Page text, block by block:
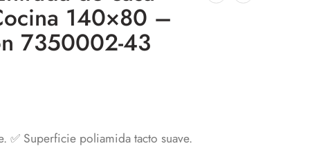
140×80 –
7350002-43
✅ Superficie poliamida tacto suave.